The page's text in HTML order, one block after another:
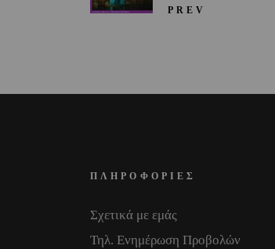
PREV
ΠΛΗΡΟΦΟΡΙΕΣ
Σχετικά με εμάς
Τηλ. Ενημέρωση Προβολών